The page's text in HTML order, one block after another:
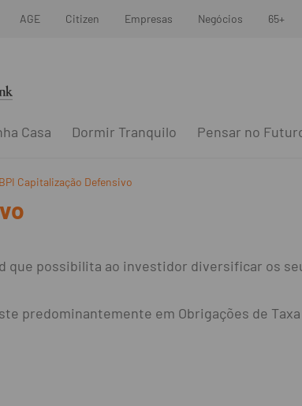
AGE Citizen Empresas Negócios 65+
Casa Dormir Tranquilo Pensar no
BPI Capitalização Defensivo
que possibilita ao investidor diversificar os
predominantemente em Obrigações de